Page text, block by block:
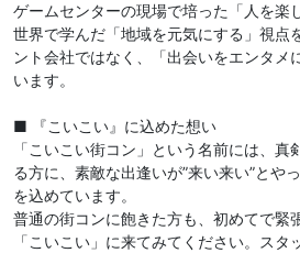
ゲームセンターの現場で培った「人を楽
世界で学んだ「地域を元気にする」視点
ント会社ではなく、「出会いをエンタメ
います。
■ 『こいこい』に込めた想い
「こいこい街コン」という名前には、
る方に、素敵な出逢いが”来い来い”とや
を込めています。
普通の街コンに飽きた方も、初めてで緊
「こいこい」に来てみてください。ス